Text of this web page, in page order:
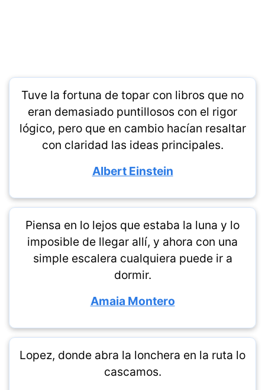
Tuve la fortuna de topar con libros que no
eran demasiado puntillosos con el rigor
lógico, pero que en cambio hacían resaltar
con claridad las ideas principales.
Albert Einstein
Piensa en lo lejos que estaba la luna y lo
imposible de llegar allí, y ahora con una
simple escalera cualquiera puede ir a
dormir.
Amaia Montero
Lopez, donde abra la lonchera en la ruta lo
cascamos.